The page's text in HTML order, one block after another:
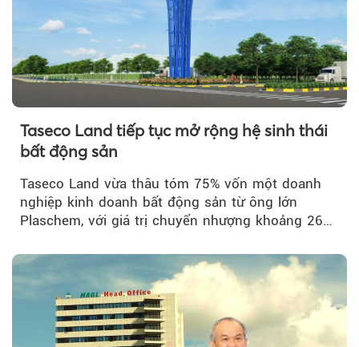
Taseco Land tiếp tục mở rộng hệ sinh thái
bất động sản
Taseco Land vừa thâu tóm 75% vốn một doanh
nghiệp kinh doanh bất động sản từ ông lớn
Plaschem, với giá trị chuyển nhượng khoảng 262